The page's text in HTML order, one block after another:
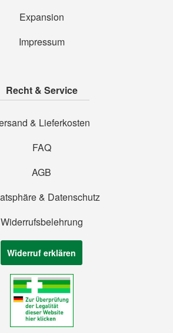
Expansion
Impressum
Recht & Service
& Lieferkosten
FAQ
AGB
& Datenschutz
Widerrufsbelehrung
Widerruf erklären